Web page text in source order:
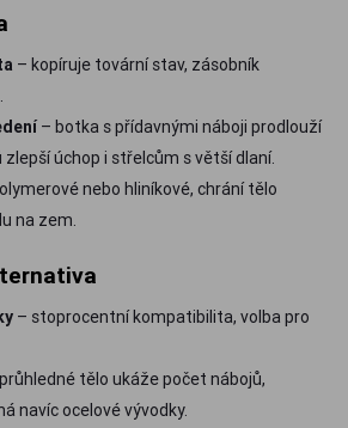
– kopíruje tovární stav, zásobník
– botka s přídavnými náboji prodlouží
úchop i střelcům s větší dlaní.
nebo hliníkové, chrání tělo
na zem.
– stoprocentní kompatibilita, volba pro
tělo ukáže počet nábojů,
navíc ocelové vývodky.